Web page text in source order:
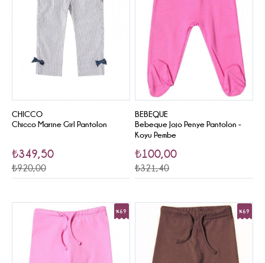
CHICCO
Chicco Marine Girl Pantolon
₺349,50
₺920,00
BEBEQUE
Bebeque Jojo Penye Pantolon -
Koyu Pembe
₺100,00
₺321,40
%69 %69